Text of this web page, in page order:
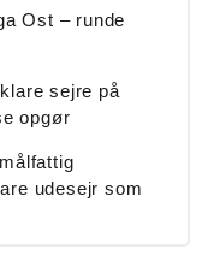
Ost – runde
sejre på
opgør
udesejr som